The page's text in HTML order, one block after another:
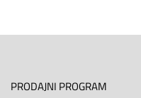
PRODAJNI PROGRAM